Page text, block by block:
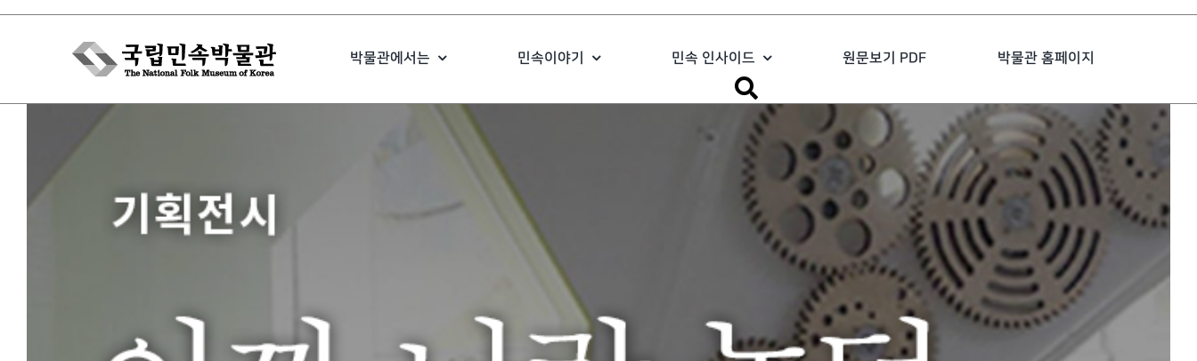
Skip
박물관에서는 민속이야기 민속 인사이드 원문보기 PDF 박물관 홈페이지